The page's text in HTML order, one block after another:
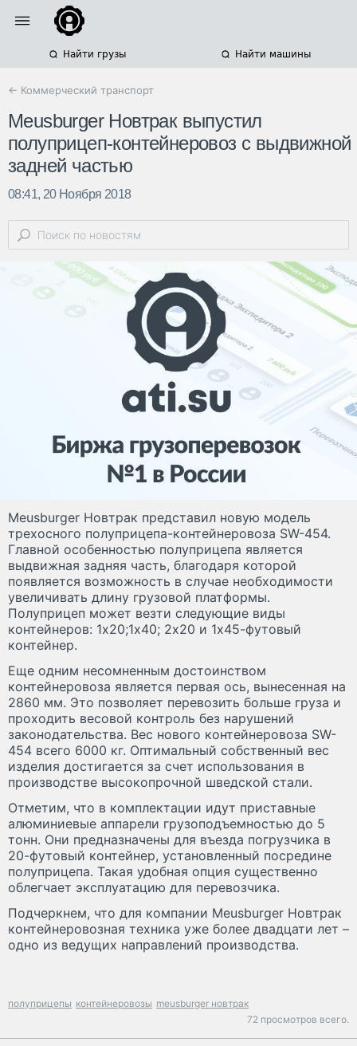
Найти грузы Найти машины
← Коммерческий транспорт
Meusburger Новтрак выпустил
полуприцеп-контейнеровоз с выдвижной
задней частью
08:41, 20 Ноября 2018
Meusburger Новтрак представил новую модель
трехосного полуприцепа-контейнеровоза SW-454.
Главной особенностью полуприцепа является
выдвижная задняя часть, благодаря которой
появляется возможность в случае необходимости
увеличивать длину грузовой платформы.
Полуприцеп может везти следующие виды
контейнеров: 1х20;1х40; 2х20 и 1х45-футовый
контейнер.
Еще одним несомненным достоинством
контейнеровоза является первая ось, вынесенная на
2860 мм. Это позволяет перевозить больше груза и
проходить весовой контроль без нарушений
законодательства. Вес нового контейнеровоза SW-
454 всего 6000 кг. Оптимальный собственный вес
изделия достигается за счет использования в
производстве высокопрочной шведской стали.
Отметим, что в комплектации идут приставные
алюминиевые аппарели грузоподъемностью до 5
тонн. Они предназначены для въезда погрузчика в
20-футовый контейнер, установленный посредине
полуприцепа. Такая удобная опция существенно
облегчает эксплуатацию для перевозчика.
Подчеркнем, что для компании Meusburger Новтрак
контейнеровозная техника уже более двадцати лет –
одно из ведущих направлений производства.
полуприцепы контейнеровозы meusburger новтрак
72 просмотров всего.